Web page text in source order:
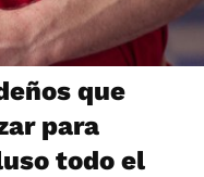
que
para
todo el